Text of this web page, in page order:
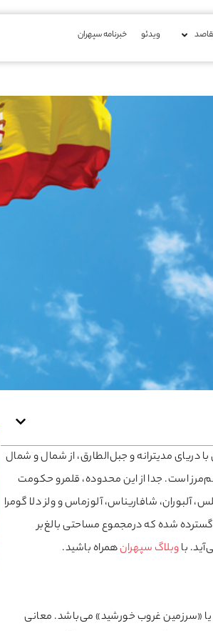
ویدئو خبرنامه سپهران
مدیترانه و جبل‌الطارق، از شمال و شمال
است. جدا از این محدوده، قلمرو حکومت
آلبوران، شافاریناس، آلوزماس و ولز دلا گومرا
شده که درمجموع مساحتی بالغ‌بر
وبلاگ سپهرانهمراه باشید.
یا «سرزمین غروب خورشید» می‌باشد. معانی